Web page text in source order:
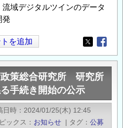
域デジタルツインのデータ
発
を追加
Opens in
政策総合研究所 研究所
手続き開始の公示
日時
2024/01/25(木) 12:45
ックス お知らせ | タグ
公募